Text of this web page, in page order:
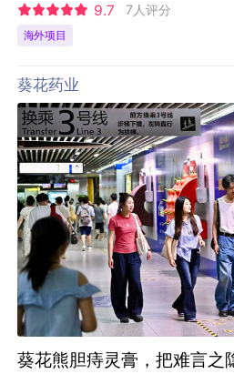
9.7 7人评分
海外项目
葵花药业
葵花熊胆痔灵膏，把难言之